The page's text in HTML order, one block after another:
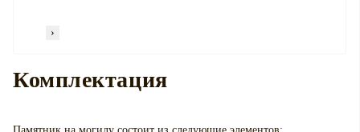
›
Комплектация